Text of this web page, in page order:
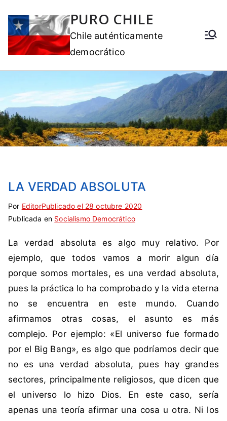
PURO CHILE
Chile auténticamente
democrático
LA VERDAD ABSOLUTA
Por EditorPublicado el 28 octubre 2020
Publicada en Socialismo Democrático
E
t
q
u
e
a
d
a
c
o
F
i
l
S
i
c
o
m
n
t
a
r
i
La verdad absoluta es algo muy relativo. Por
ejemplo, que todos vamos a morir algun día
porque somos mortales, es una verdad absoluta,
pues la práctica lo ha comprobado y la vida eterna
no se encuentra en este mundo. Cuando
afirmamos otras cosas, el asunto es más
complejo. Por ejemplo: «El universo fue formado
por el Big Bang», es algo que podríamos decir que
no es una verdad absoluta, pues hay grandes
sectores, principalmente religiosos, que dicen que
el universo lo hizo Dios. En este caso, sería
apenas una teoría afirmar una cosa u otra. Ni los